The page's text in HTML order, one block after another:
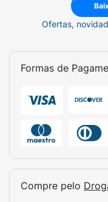
Ofertas,
Formas de
Compre pelo